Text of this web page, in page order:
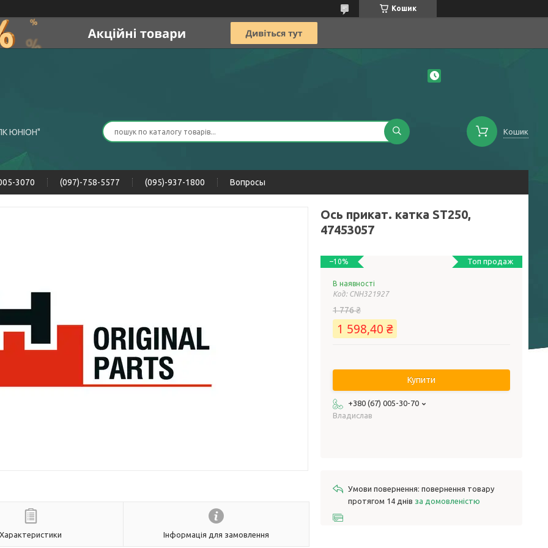
Кошик
ЮНІОН" Кошик
3070 (097)-758-5577 (095)-937-1800 Вопросы
Характеристики Інформація для замовлення
Ось прикат. катка ST250,
47453057
Топ продаж
–10%
В наявності
Код: CNH321927
1 776 ₴
1 598,40 ₴
Купити
+380 (67) 005-30-70
Владислав
повернення товару
протягом 14 днів за домовленістю